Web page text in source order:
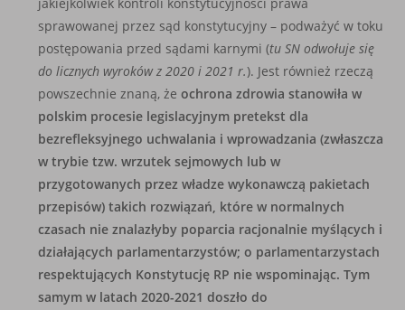
sprawowanej przez sąd konstytucyjny – podważyć w toku
postępowania przed sądami karnymi (tu SN odwołuje się
do licznych wyroków z 2020 i 2021 r.). Jest również rzeczą
powszechnie znaną, żeochrona zdrowia stanowiła w
polskim procesie legislacyjnym pretekst dla
bezrefleksyjnego uchwalania i wprowadzania (zwłaszcza
w trybie tzw. wrzutek sejmowych lub w
przygotowanych przez władze wykonawczą pakietach
przepisów) takich rozwiązań, które w normalnych
czasach nie znalazłyby poparcia racjonalnie myślących i
działających parlamentarzystów; o parlamentarzystach
respektujących Konstytucję RP nie wspominając. Tym
samym w latach 2020-2021 doszło do